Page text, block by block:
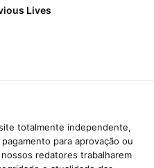
Lives
totalmente independente,
para aprovação ou
redatores trabalharem